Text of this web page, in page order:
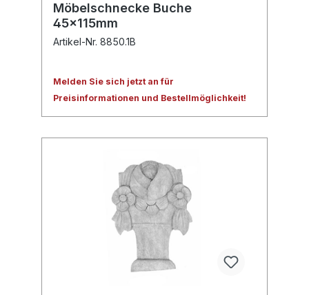
Möbelschnecke Buche
45x115mm
Artikel-Nr. 8850.1B
Melden Sie sich jetzt an für
Preisinformationen und Bestellmöglichkeit!